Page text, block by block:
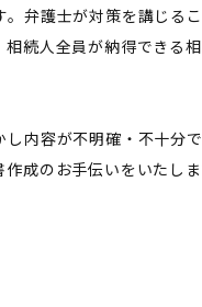
弁護士が対策を講じる
続人全員が納得できる
内容が不明確・不十分
成のお手伝いをいたし